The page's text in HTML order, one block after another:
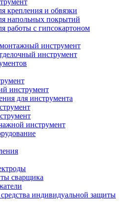
крепления и обвязки
напольных покрытий
работы с гипсокартоном
инструмент
инструмент
инструмент
для инструмента
инструмент
сварщика
индивидуальной защиты